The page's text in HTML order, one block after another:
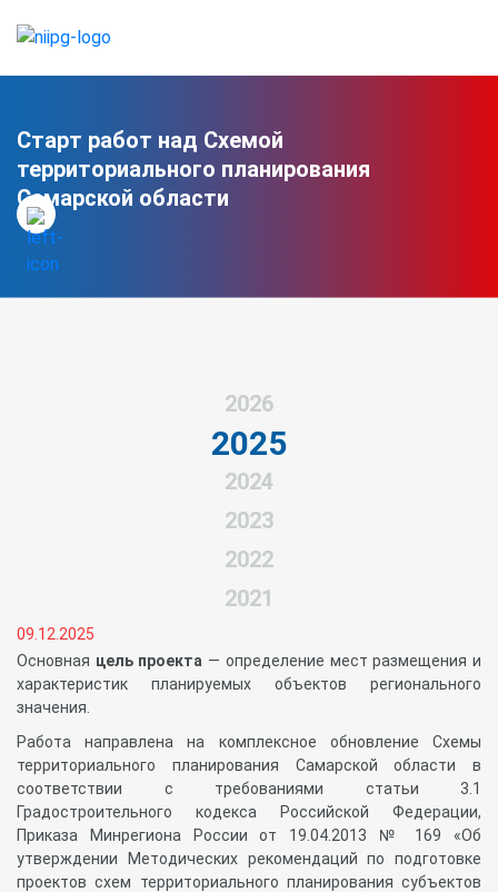
Старт работ над Схемой
территориального планирования
Самарской области
2026
2025
2024
2023
2022
2021
09.12.2025
Основная цель проекта — определение мест размещения и
характеристик планируемых объектов регионального
значения.
Работа направлена на комплексное обновление Схемы
территориального планирования Самарской области в
соответствии с требованиями статьи 3.1
Градостроительного кодекса Российской Федерации,
Приказа Минрегиона России от 19.04.2013 № 169 «Об
утверждении Методических рекомендаций по подготовке
проектов схем территориального планирования субъектов